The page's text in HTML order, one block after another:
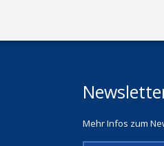
Mehr Infos zum